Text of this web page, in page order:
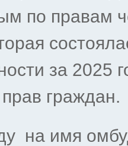
по правам
за 2025
граждан.
на имя